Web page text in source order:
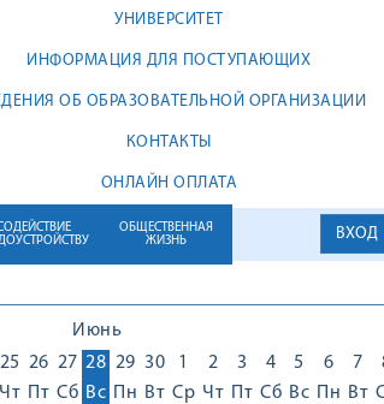
УНИВЕРСИТЕТ
ИНФОРМАЦИЯ ДЛЯ ПОСТУПАЮЩИХ
ОБ ОБРАЗОВАТЕЛЬНОЙ ОРГАНИЗАЦИИ
КОНТАКТЫ
ОНЛАЙН ОПЛАТА
ВХОД
ОБЩЕСТВЕННАЯ
ЖИЗНЬ
Июнь
25
Чт
26
Пт
27
Сб
28
Вс
29
Пн
30
Вт
1
Ср
2
Чт
3
Пт
4
Сб
5
Вс
6
Пн
7
Вт